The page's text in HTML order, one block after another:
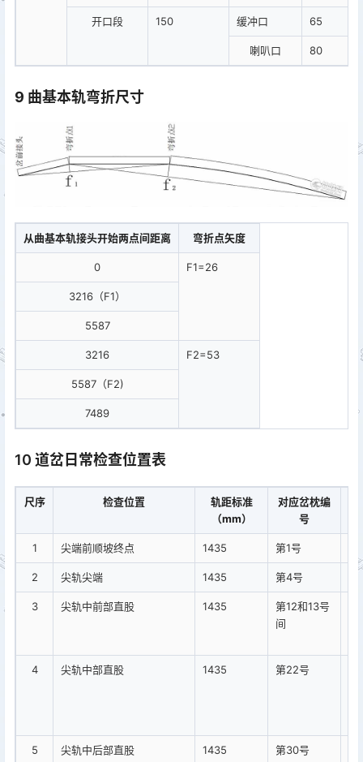
开口段 150 缓冲口 65
喇叭口 80
9 曲基本轨弯折尺寸
从曲基本轨接头开始两点间距离 弯折点矢度
0 F1=26
3216（F1）
5587
3216 F2=53
5587（F2)
7489
10 道岔日常检查位置表
尺序 检查位置
轨距标准
（mm）
对应岔枕编
号
1 尖端前顺坡终点 1435 第1号
2 尖轨尖端 1435 第4号
3 尖轨中前部直股 1435
第12和13号
间
4 尖轨中部直股 1435 第22号
5 尖轨中后部直股 1435 第30号